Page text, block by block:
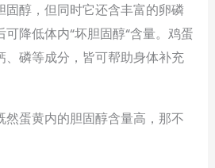
固醇，但同时它还含丰富的卵磷
降低体内“坏胆固醇“含量。鸡蛋
、磷等成分，皆可帮助身体补充
然蛋黄内的胆固醇含量高，那不